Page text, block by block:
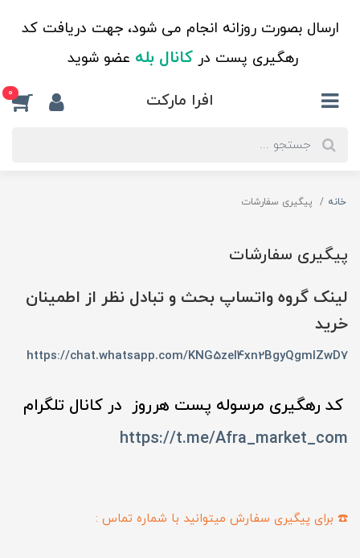
ارسال بصورت روزانه انجام می شود، جهت دریافت کد
رهگیری پست درکانال بله عضو شوید
افرا مارکت 0
خانه پیگیری سفارشات
پیگیری سفارشات
لینک گروه واتساپ بحث و تبادل نظر از اطمینان
خرید
https://chat.whatsapp.com/KNG5zeI4xn2BgyQgmIZwD7
کد رهگیری مرسوله پست هرروز در کانال تلگرام
https://t.me/Afra_market_com
☎️ برای پیگیری سفارش میتوانید با شماره تماس :